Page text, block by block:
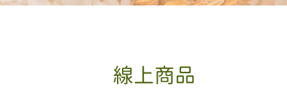
線上商品